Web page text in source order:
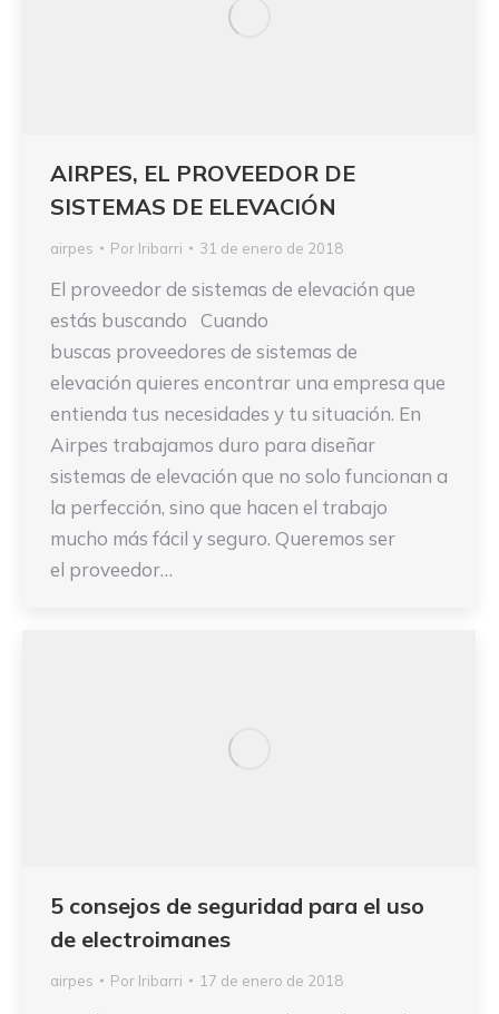
AIRPES, EL PROVEEDOR DE
SISTEMAS DE ELEVACIÓN
airpes Por Iribarri 31 de enero de 2018
El proveedor de sistemas de elevación que
estás buscando Cuando
buscas proveedores de sistemas de
elevación quieres encontrar una empresa que
entienda tus necesidades y tu situación. En
Airpes trabajamos duro para diseñar
sistemas de elevación que no solo funcionan a
la perfección, sino que hacen el trabajo
mucho más fácil y seguro. Queremos ser
el proveedor…
5 consejos de seguridad para el uso
de electroimanes
airpes Por Iribarri 17 de enero de 2018